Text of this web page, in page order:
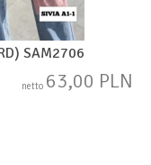
SAM2706
netto 63,00 PLN